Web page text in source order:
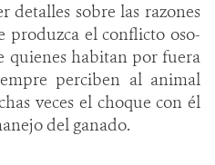
detalles sobre las razones
produzca el conflicto oso-
quienes habitan por fuera
perciben al animal
veces el choque con él
del ganado.